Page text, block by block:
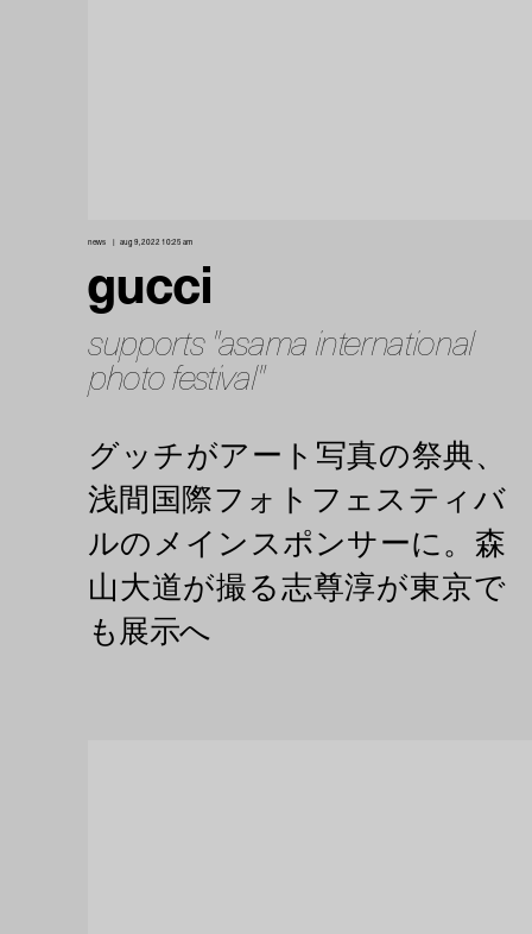
news aug 9, 2022 10:25 am
gucci
supports "asama international
photo festival"